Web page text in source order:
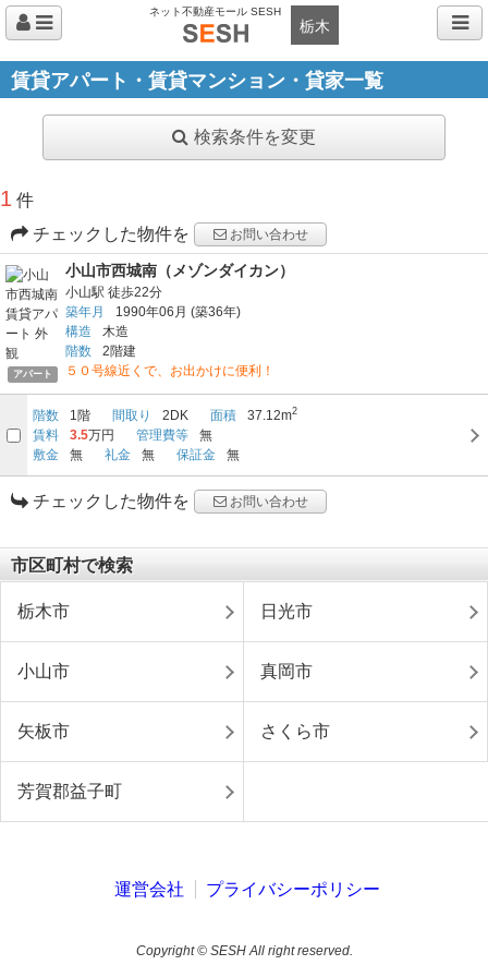
ネット不動産モール SESH
栃木
賃貸アパート・賃貸マンション・貸家一覧
検索条件を変更
1 件
チェックした物件を
お問い合わせ
アパート
小山市西城南（メゾンダイカン）
小山駅 徒歩22分
築年月
1990年06月 (築36年)
構造
木造
階数
2階建
５０号線近くで、お出かけに便利！
階数 1階 間取り 2DK 面積 37.12m2
賃料 3.5万円 管理費等
無
敷金
無 礼金 無 保証金 無
チェックした物件を お問い合わせ
市区町村で検索
栃木市 日光市
小山市 真岡市
矢板市 さくら市
芳賀郡益子町
運営会社 プライバシーポリシー
Copyright © SESH All right reserved.